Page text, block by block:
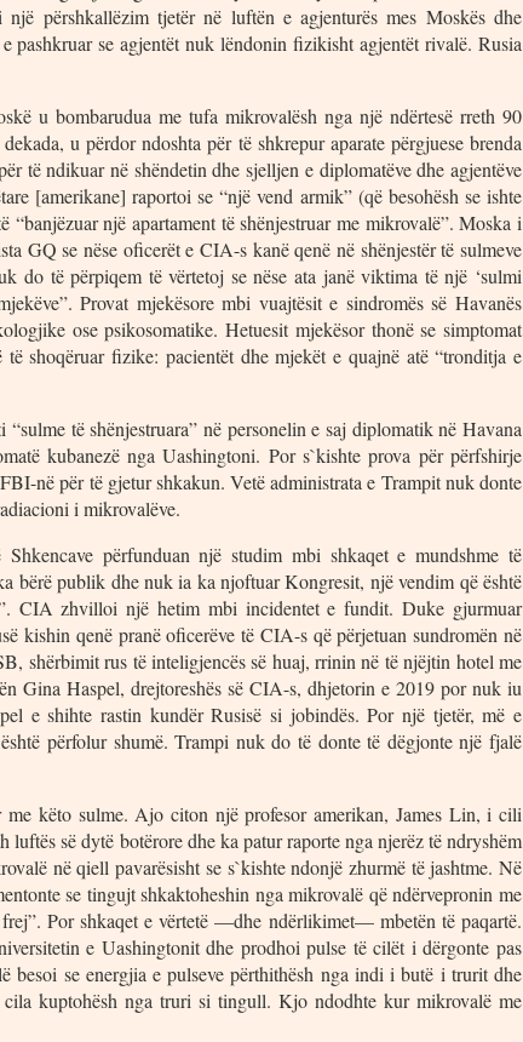
përshkallëzim tjetër në luftën e agjenturës mes Moskës dhe
pashkruar se agjentët nuk lëndonin fizikisht agjentët rivalë. Rusia
u bombarudua me tufa mikrovalësh nga një ndërtesë rreth 90
u përdor ndoshta për të shkrepur aparate përgjuese brenda
të ndikuar në shëndetin dhe sjelljen e diplomatëve dhe agjentëve
[amerikane] raportoi se “një vend armik” (që besohësh se ishte
një apartament të shënjestruar me mikrovalë”. Moska i
GQ se nëse oficerët e CIA-s kanë qenë në shënjestër të sulmeve
do të përpiqem të vërtetoj se nëse ata janë viktima të një ‘sulmi
Provat mjekësore mbi vuajtësit e sindromës së Havanës
ose psikosomatike. Hetuesit mjekësor thonë se simptomat
shoqëruar fizike: pacientët dhe mjekët e quajnë atë “tronditja e
të shënjestruara” në personelin e saj diplomatik në Havana
kubanezë nga Uashingtoni. Por s`kishte prova për përfshirje
në për të gjetur shkakun. Vetë administrata e Trampit nuk donte
i mikrovalëve.
përfunduan një studim mbi shkaqet e mundshme të
bërë publik dhe nuk ia ka njoftuar Kongresit, një vendim që është
CIA zhvilloi një hetim mbi incidentet e fundit. Duke gjurmuar
kishin qenë pranë oficerëve të CIA-s që përjetuan sundromën në
shërbimit rus të inteligjencës së huaj, rrinin në të njëjtin hotel me
Gina Haspel, drejtoreshës së CIA-s, dhjetorin e 2019 por nuk iu
e shihte rastin kundër Rusisë si jobindës. Por një tjetër, më e
përfolur shumë. Trampi nuk do të donte të dëgjonte një fjalë
këto sulme. Ajo citon një profesor amerikan, James Lin, i cili
së dytë botërore dhe ka patur raporte nga njerëz të ndryshëm
në qiell pavarësisht se s`kishte ndonjë zhurmë të jashtme. Në
se tingujt shkaktoheshin nga mikrovalë që ndërvepronin me
Por shkaqet e vërtetë —dhe ndërlikimet— mbetën të paqartë.
e Uashingtonit dhe prodhoi pulse të cilët i dërgonte pas
besoi se energjia e pulseve përthithësh nga indi i butë i trurit dhe
kuptohësh nga truri si tingull. Kjo ndodhte kur mikrovalë me